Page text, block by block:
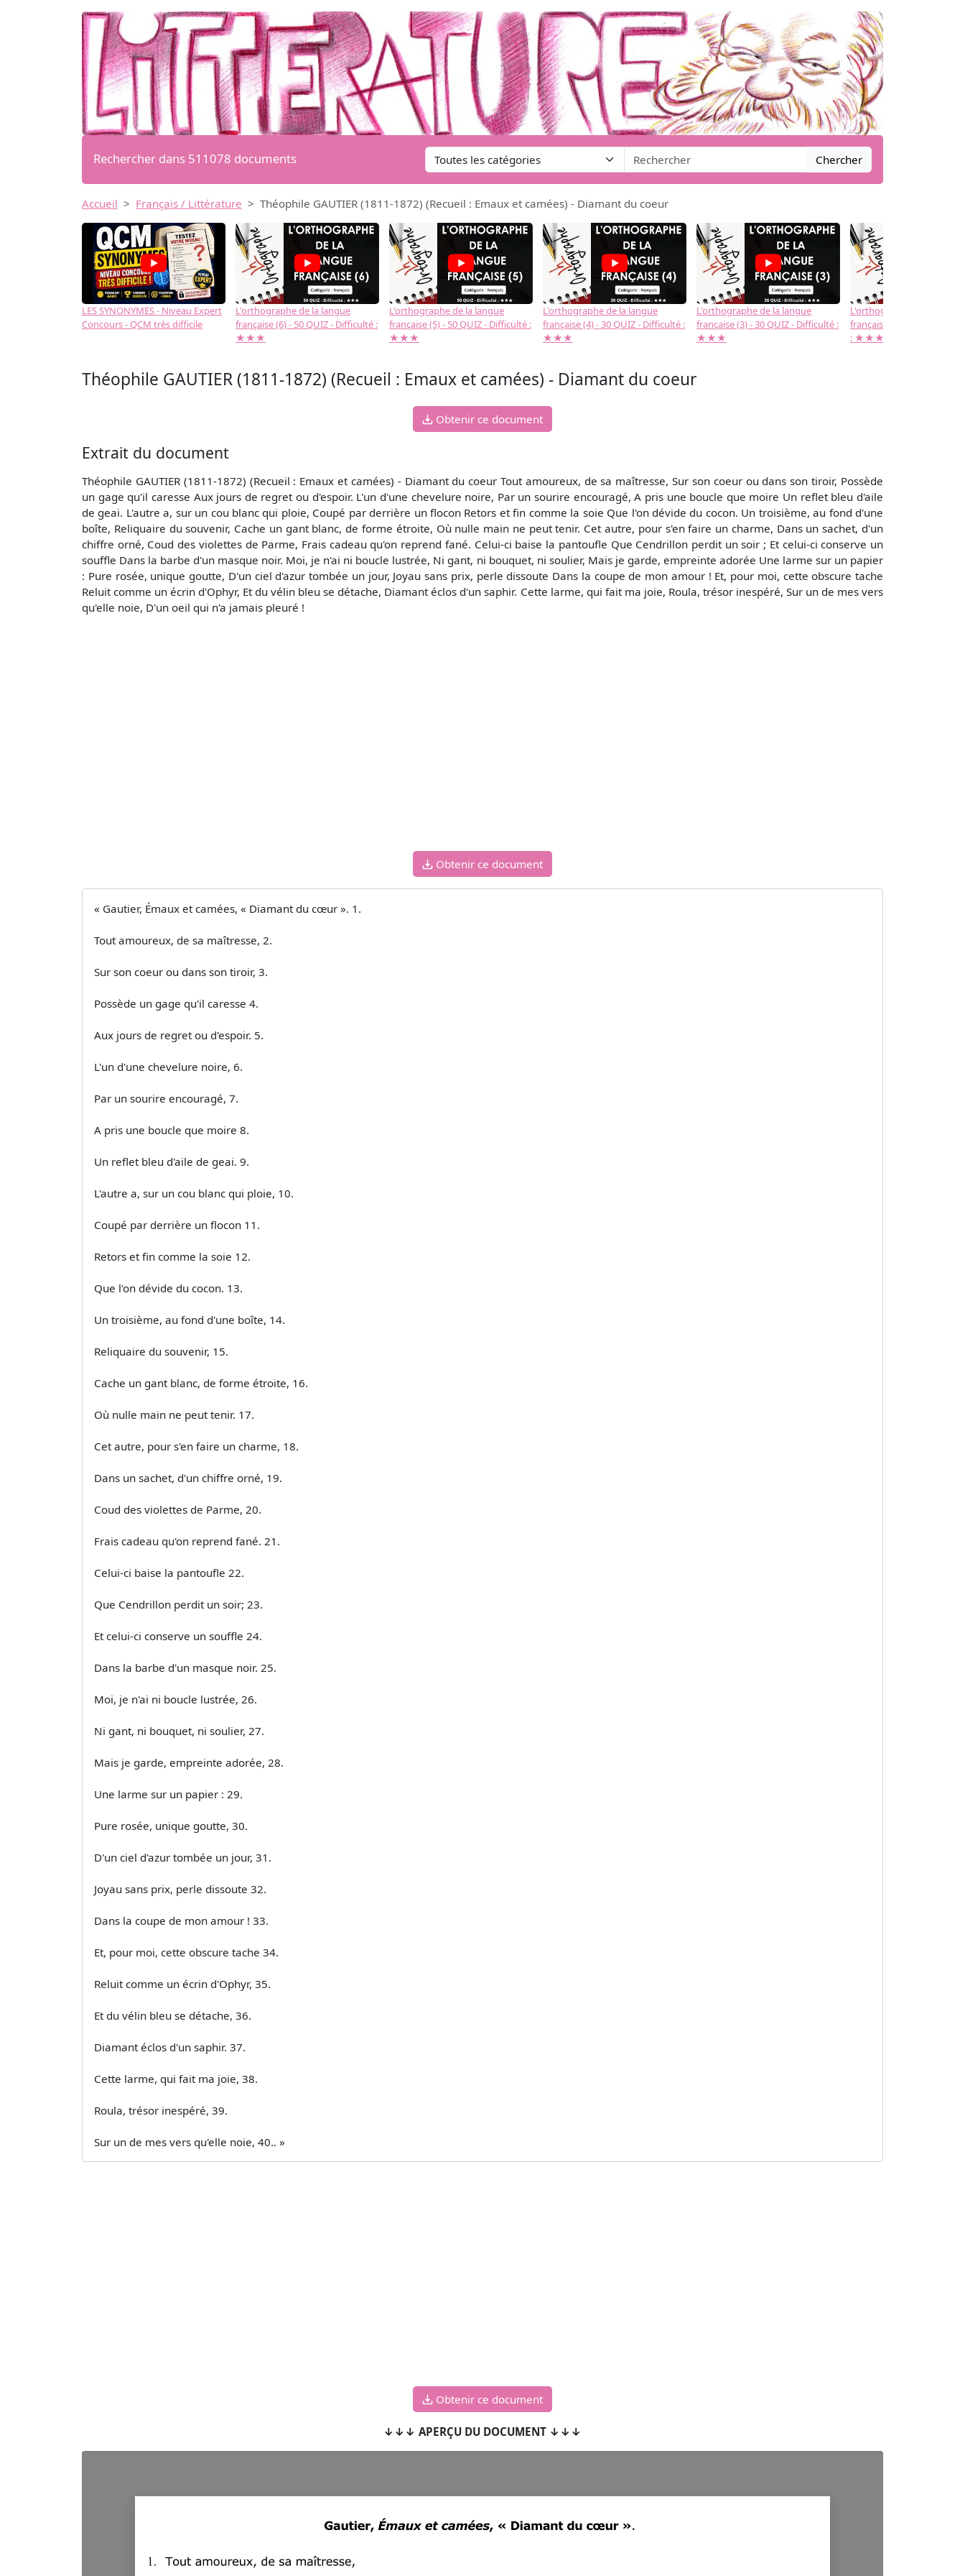
Rechercher dans 511078 documents Chercher
Accueil Français / Littérature Théophile GAUTIER (1811-1872) (Recueil : Emaux et camées) - Diamant du coeur
LES SYNONYMES - Niveau Expert
Concours - QCM très difficile
L'orthographe de la langue
française (6) - 50 QUIZ - Difficulté :
★★★
L'orthographe de la langue
française (5) - 50 QUIZ - Difficulté :
★★★
L'orthographe de la langue
française (4) - 30 QUIZ - Difficulté :
★★★
L'orthographe de la langue
française (3) - 30 QUIZ - Difficulté :
★★★
L'orthographe de la langue
française (2) -( 20 QUIZ -
: ★★★
→
Théophile GAUTIER (1811-1872) (Recueil : Emaux et camées) - Diamant du coeur
Obtenir ce document
Extrait du document
Théophile GAUTIER (1811-1872) (Recueil : Emaux et camées) - Diamant du coeur Tout amoureux, de sa maîtresse, Sur son coeur ou dans son tiroir, Possède
un gage qu'il caresse Aux jours de regret ou d'espoir. L'un d'une chevelure noire, Par un sourire encouragé, A pris une boucle que moire Un reflet bleu d'aile
de geai. L'autre a, sur un cou blanc qui ploie, Coupé par derrière un flocon Retors et fin comme la soie Que l'on dévide du cocon. Un troisième, au fond d'une
boîte, Reliquaire du souvenir, Cache un gant blanc, de forme étroite, Où nulle main ne peut tenir. Cet autre, pour s'en faire un charme, Dans un sachet, d'un
chiffre orné, Coud des violettes de Parme, Frais cadeau qu'on reprend fané. Celui-ci baise la pantoufle Que Cendrillon perdit un soir ; Et celui-ci conserve un
souffle Dans la barbe d'un masque noir. Moi, je n'ai ni boucle lustrée, Ni gant, ni bouquet, ni soulier, Mais je garde, empreinte adorée Une larme sur un papier
: Pure rosée, unique goutte, D'un ciel d'azur tombée un jour, Joyau sans prix, perle dissoute Dans la coupe de mon amour ! Et, pour moi, cette obscure tache
Reluit comme un écrin d'Ophyr, Et du vélin bleu se détache, Diamant éclos d'un saphir. Cette larme, qui fait ma joie, Roula, trésor inespéré, Sur un de mes vers
qu'elle noie, D'un oeil qui n'a jamais pleuré !
Obtenir ce document
« Gautier, Émaux et camées, « Diamant du cœur ». 1.
Tout amoureux, de sa maîtresse, 2.
Sur son coeur ou dans son tiroir, 3.
Possède un gage qu'il caresse 4.
Aux jours de regret ou d'espoir. 5.
L'un d'une chevelure noire, 6.
Par un sourire encouragé, 7.
A pris une boucle que moire 8.
Un reflet bleu d'aile de geai. 9.
L'autre a, sur un cou blanc qui ploie, 10.
Coupé par derrière un flocon 11.
Retors et fin comme la soie 12.
Que l'on dévide du cocon. 13.
Un troisième, au fond d'une boîte, 14.
Reliquaire du souvenir, 15.
Cache un gant blanc, de forme étroite, 16.
Où nulle main ne peut tenir. 17.
Cet autre, pour s'en faire un charme, 18.
Dans un sachet, d'un chiffre orné, 19.
Coud des violettes de Parme, 20.
Frais cadeau qu'on reprend fané. 21.
Celui-ci baise la pantoufle 22.
Que Cendrillon perdit un soir; 23.
Et celui-ci conserve un souffle 24.
Dans la barbe d'un masque noir. 25.
Moi, je n'ai ni boucle lustrée, 26.
Ni gant, ni bouquet, ni soulier, 27.
Mais je garde, empreinte adorée, 28.
Une larme sur un papier : 29.
Pure rosée, unique goutte, 30.
D'un ciel d'azur tombée un jour, 31.
Joyau sans prix, perle dissoute 32.
Dans la coupe de mon amour ! 33.
Et, pour moi, cette obscure tache 34.
Reluit comme un écrin d'Ophyr, 35.
Et du vélin bleu se détache, 36.
Diamant éclos d'un saphir. 37.
Cette larme, qui fait ma joie, 38.
Roula, trésor inespéré, 39.
Sur un de mes vers qu'elle noie, 40.. »
Obtenir ce document
↓↓↓ APERÇU DU DOCUMENT ↓↓↓